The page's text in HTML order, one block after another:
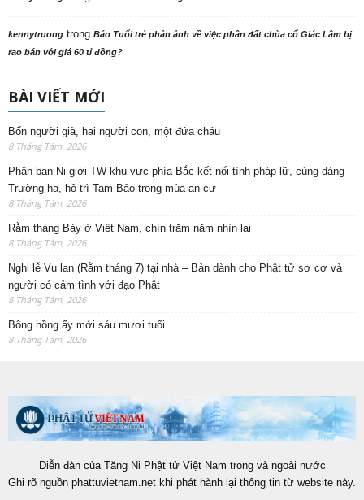
kennytruong trong Báo Tuổi trẻ phản ảnh về việc phần đất chùa cổ Giác Lâm bị
rao bán với giá 60 tỉ đồng?
BÀI VIẾT MỚI
Bốn người già, hai người con, một đứa cháu
8 Tháng Tám, 2026
Phân ban Ni giới TW khu vực phía Bắc kết nối tình pháp lữ, cúng dàng
Trường hạ, hộ trì Tam Bảo trong mùa an cư
8 Tháng Tám, 2026
Rằm tháng Bảy ở Việt Nam, chín trăm năm nhìn lại
8 Tháng Tám, 2026
Nghi lễ Vu lan (Rằm tháng 7) tại nhà – Bản dành cho Phật tử sơ cơ và
người có cảm tình với đạo Phật
8 Tháng Tám, 2026
Bông hồng ấy mới sáu mươi tuổi
8 Tháng Tám, 2026
Diễn đàn của Tăng Ni Phật tử Việt Nam trong và ngoài nước
Ghi rõ nguồn phattuvietnam.net khi phát hành lại thông tin từ website này.